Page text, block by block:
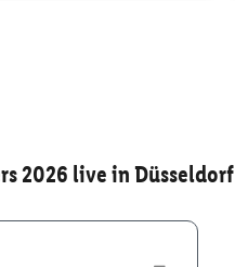
2026 live in Düsseldorf